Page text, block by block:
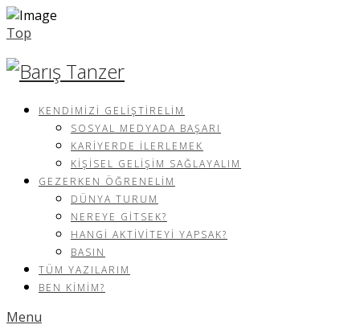
Top
KENDIMIZI GELIŞTIRELIM
SOSYAL MEDYADA BAŞARI
KARIYERDE İLERLEMEK
KIŞISEL GELIŞIM SAĞLAYALIM
GEZERKEN ÖĞRENELIM
DÜNYA TURUM
NEREYE GITSEK?
HANGI AKTIVITEYI YAPSAK?
BASIN
TÜM YAZILARIM
BEN KIMIM?
Menu